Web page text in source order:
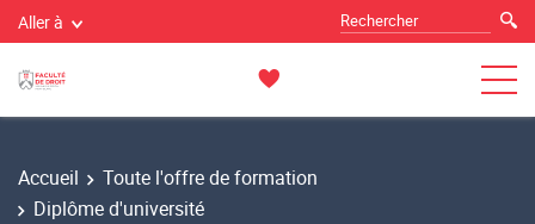
Aller à
Accueil
Toute l'offre de formation
Diplôme d'université